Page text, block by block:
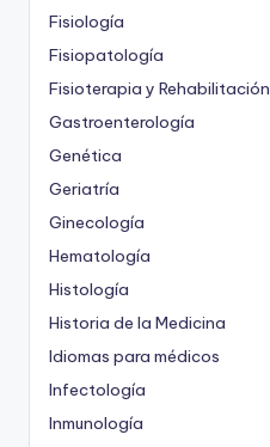
Fisiología
Fisiopatología
Fisioterapia y Rehabilitación
Gastroenterología
Genética
Geriatría
Ginecología
Hematología
Histología
Historia de la Medicina
Idiomas para médicos
Infectología
Inmunología